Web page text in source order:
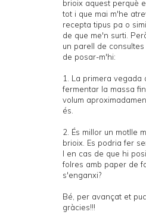
brioix aquest perquè
tot i que mai m'he
recepta tipus pa o
de que me'n surti.
un parell de
de posar-m'hi:
1. La primera vegada
fermentar la massa
volum
és.
2. És millor un motlle
brioix. Es podria fer
I en cas de que hi
folres amb paper de
s'enganxi?
Bé, per avançat et
gràcies!!!